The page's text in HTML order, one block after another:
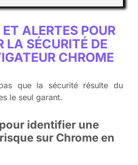
ALERTES POUR
LA SÉCURITÉ DE
CHROME
que la sécurité résulte du
le seul garant.
identifier une
sur Chrome en